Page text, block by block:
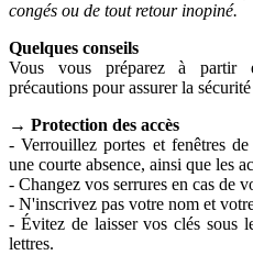
congés ou de tout retour inopiné.
Quelques conseils
Vous vous préparez à partir
précautions pour assurer la
→ Protection des accès
- Verrouillez portes et fenêtres
une courte absence, ainsi que les
- Changez vos serrures en cas de
- N'inscrivez pas votre nom et
- Évitez de laisser vos clés sous
lettres.